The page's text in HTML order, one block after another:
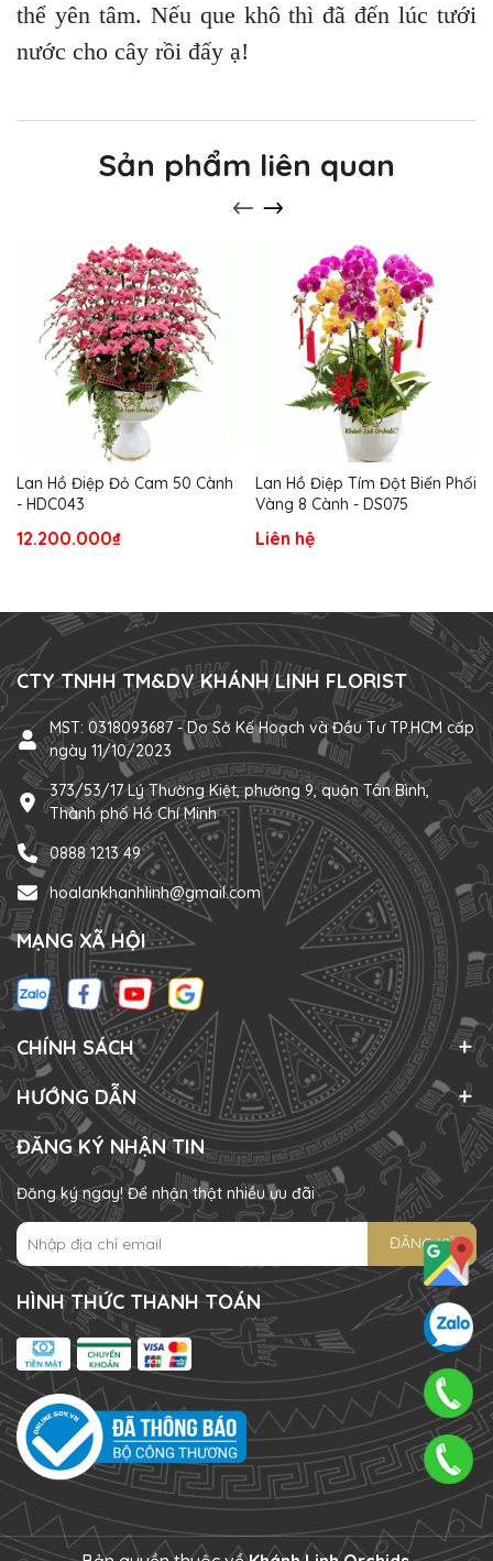
thể yên tâm. Nếu que khô thì đã đến lúc tưới
nước cho cây rồi đấy ạ!
Sản phẩm liên quan
Lan Hồ Điệp Đỏ Cam 50 Cành
- HDC043
12.200.000₫
Lan Hồ Điệp Tím Đột Biến Phối
Vàng 8 Cành - DS075
Liên hệ
CTY TNHH TM&DV KHÁNH LINH FLORIST
MST: 0318093687 - Do Sở Kế Hoạch và Đầu Tư TP.HCM cấp
ngày 11/10/2023
373/53/17 Lý Thường Kiệt, phường 9, quận Tân Bình,
Thành phố Hồ Chí Minh
0888 1213 49
hoalankhanhlinh@gmail.com
MẠNG XÃ HỘI
CHÍNH SÁCH
HƯỚNG DẪN
ĐĂNG KÝ NHẬN TIN
Đăng ký ngay! Để nhận thật nhiều ưu đãi
ĐĂNG KÝ
HÌNH THỨC THANH TOÁN